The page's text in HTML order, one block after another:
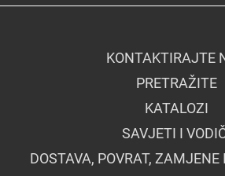
KONTAKTIRAJTE
PRETRAŽITE
KATALOZI
SAVJETI I
DOSTAVA, POVRAT,